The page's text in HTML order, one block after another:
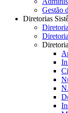
Gestão
Diretorias